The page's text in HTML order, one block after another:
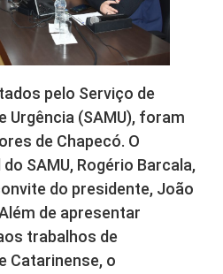
pelo Serviço de
Urgência (SAMU), foram
de Chapecó. O
SAMU, Rogério Barcala,
do presidente, João
de apresentar
trabalhos de
Catarinense, o